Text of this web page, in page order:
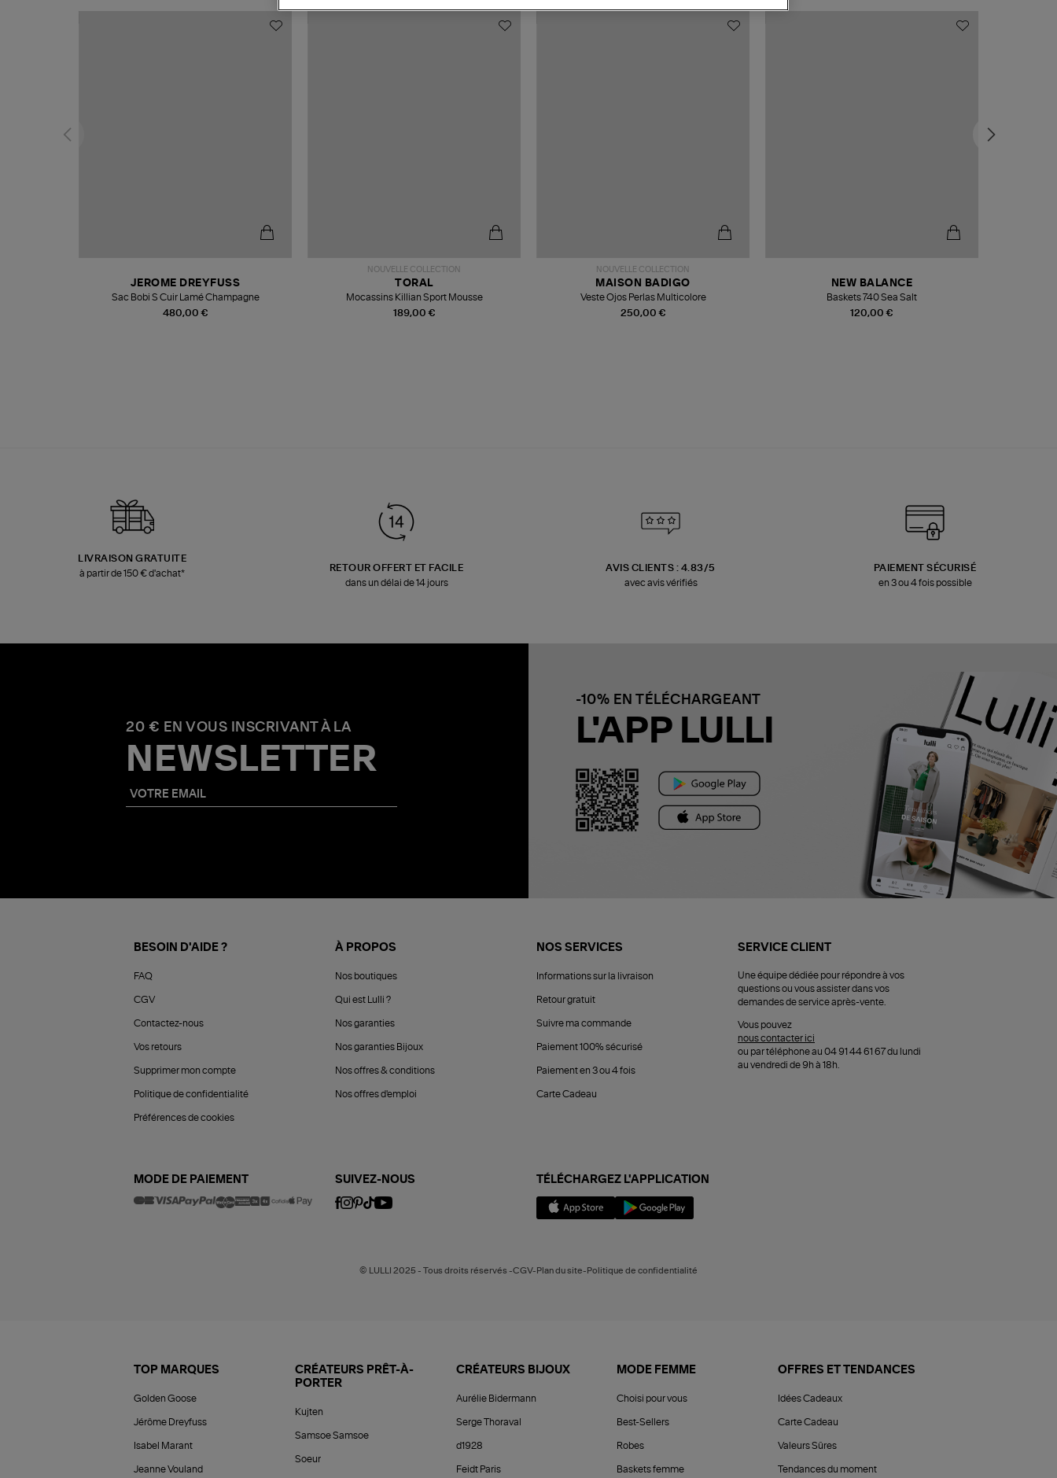
480,00 €
JEROME DREYFUSS
Sac Bobi S Cuir Lamé Champagne
NOUVELLE COLLECTION
189,00 €
TORAL
Mocassins Killian Sport Mousse
NOUVELLE COLLECTION
250,00 €
MAISON BADIGO
Veste Ojos Perlas Multicolore
120,00 €
NEW BALANCE
Baskets 740 Sea Salt
LIVRAISON GRATUITE
à partir de 150 € d'achat*
RETOUR OFFERT ET FACILE
dans un délai de 14 jours
AVIS CLIENTS : 4.83/5
avec avis vérifiés
PAIEMENT SÉCURISÉ
en 3 ou 4 fois possible
20 € EN VOUS INSCRIVANT À LA
NEWSLETTER
-10% EN TÉLÉCHARGEANT
L'APP LULLI
BESOIN D'AIDE ?
FAQ
CGV
Contactez-nous
Vos retours
Supprimer mon compte
Politique de confidentialité
Préférences de cookies
À PROPOS
Nos boutiques
Qui est Lulli ?
Nos garanties
Nos garanties Bijoux
Nos offres & conditions
Nos offres d'emploi
NOS SERVICES
Informations sur la livraison
Retour gratuit
Suivre ma commande
Paiement 100% sécurisé
Paiement en 3 ou 4 fois
Carte Cadeau
SERVICE CLIENT
Une équipe dédiée pour répondre à vos
questions ou vous assister dans vos
demandes de service après-vente.
Vous pouvez
nous contacter ici
ou par téléphone au 04 91 44 61 67 du lundi
au vendredi de 9h à 18h.
MODE DE PAIEMENT SUIVEZ-NOUS TÉLÉCHARGEZ L'APPLICATION
© LULLI 2025 - Tous droits réservés -CGV-Plan du site-Politique de confidentialité
TOP MARQUES
Golden Goose
Jérôme Dreyfuss
Isabel Marant
Jeanne Vouland
CRÉATEURS PRÊT-À-
PORTER
Kujten
Samsoe Samsoe
Soeur
CRÉATEURS BIJOUX
Aurélie Bidermann
Serge Thoraval
d1928
Feidt Paris
MODE FEMME
Choisi pour vous
Best-Sellers
Robes
Baskets femme
OFFRES ET TENDANCES
Idées Cadeaux
Carte Cadeau
Valeurs Sûres
Tendances du moment